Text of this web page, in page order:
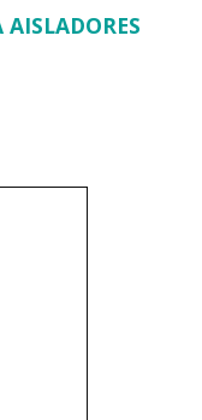
AISLADORES